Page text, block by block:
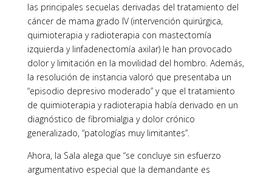
las principales secuelas derivadas del tratamiento del
cáncer de mama grado IV (intervención quirúrgica,
quimioterapia y radioterapia con mastectomía
izquierda y linfadenectomía axilar) le han provocado
dolor y limitación en la movilidad del hombro. Además,
la resolución de instancia valoró que presentaba un
“episodio depresivo moderado” y que el tratamiento
de quimioterapia y radioterapia había derivado en un
diagnóstico de fibromialgia y dolor crónico
generalizado, “patologías muy limitantes”.
Ahora, la Sala alega que “se concluye sin esfuerzo
argumentativo especial que la demandante es